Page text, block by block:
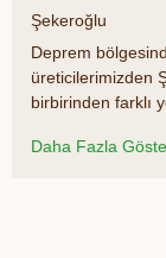
Şekeroğlu
Deprem
üreticilerimizden
birbirinden farklı
Mutfak sepetinize
Daha Fazla